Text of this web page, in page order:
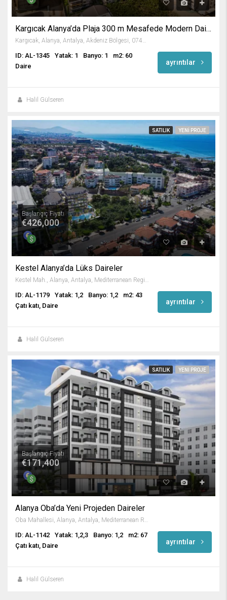
Kargıcak Alanya’da Plaja 300 m Mesafede Modern Daire
Kargıcak, Alanya, Antalya, Akdeniz Bölgesi, 07435, Türkiye
ID: AL-1345 Yatak: 1 Banyo: 1
m2: 60
Daire
ayrıntılar
Halil Gülseren
SATILIK YENI PROJE
Başlangıç Fiyatı
€426,000
Kestel Alanya’da Lüks Daireler
Kestel Mah., Alanya, Antalya, Mediterranean Region, 07425, Turkey
ID: AL-1179 Yatak: 1,2 Banyo: 1,2
m2: 43
Çatı katı, Daire
ayrıntılar
Halil Gülseren
SATILIK YENI PROJE
Başlangıç Fiyatı
€171,400
Alanya Oba’da Yeni Projeden Daireler
ID: AL-1142 Yatak: 1,2,3 Banyo: 1,2
m2: 67
Çatı katı, Daire
ayrıntılar
Halil Gülseren